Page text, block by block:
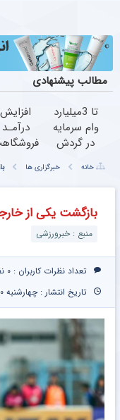
مطالب پیشنهادی
تا 3میلیارد
وام سرمایه
در گردش
=>
فروشگاهت
رو ثبت
کن
افزایش
درآمـد
رو
کن
خانه خبرگزاری ها
بازگشت یکی از
منبع : خبرورزشی
تعداد نظرات کاربران : ۰ نظر
تاریخ انتشار : چهارشنبه ۲۰ خرداد ۱۴۰۵ | ۱۰:۵۱